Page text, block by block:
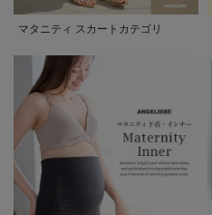
マタニティ スカートカテゴリ